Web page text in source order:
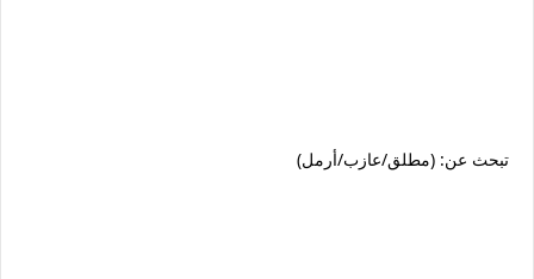
تبحث عن: (مطلق/عازب/أرمل)